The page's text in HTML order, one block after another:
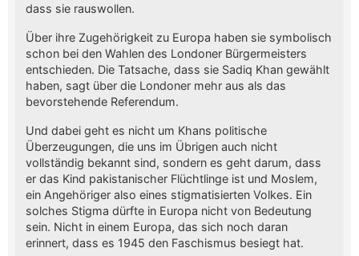
dass sie rauswollen.
Über ihre Zugehörigkeit zu Europa haben sie symbolisch
schon bei den Wahlen des Londoner Bürgermeisters
entschieden. Die Tatsache, dass sie Sadiq Khan gewählt
haben, sagt über die Londoner mehr aus als das
bevorstehende Referendum.
Und dabei geht es nicht um Khans politische
Überzeugungen, die uns im Übrigen auch nicht
vollständig bekannt sind, sondern es geht darum, dass
er das Kind pakistanischer Flüchtlinge ist und Moslem,
ein Angehöriger also eines stigmatisierten Volkes. Ein
solches Stigma dürfte in Europa nicht von Bedeutung
sein. Nicht in einem Europa, das sich noch daran
erinnert, dass es 1945 den Faschismus besiegt hat.